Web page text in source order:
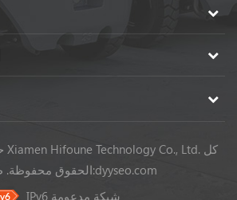
الحقوق محفوظة.طاقة من:dyyseo.com
IPv6 شبكة مدعومة